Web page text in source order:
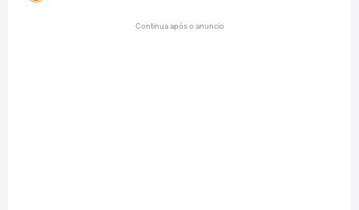
Continua após o anuncio